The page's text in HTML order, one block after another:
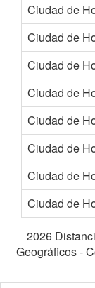
Ciudad de
Ciudad de
Ciudad de
Ciudad de
Ciudad de
Ciudad de
Ciudad de
Ciudad de
2026
Geográficos -